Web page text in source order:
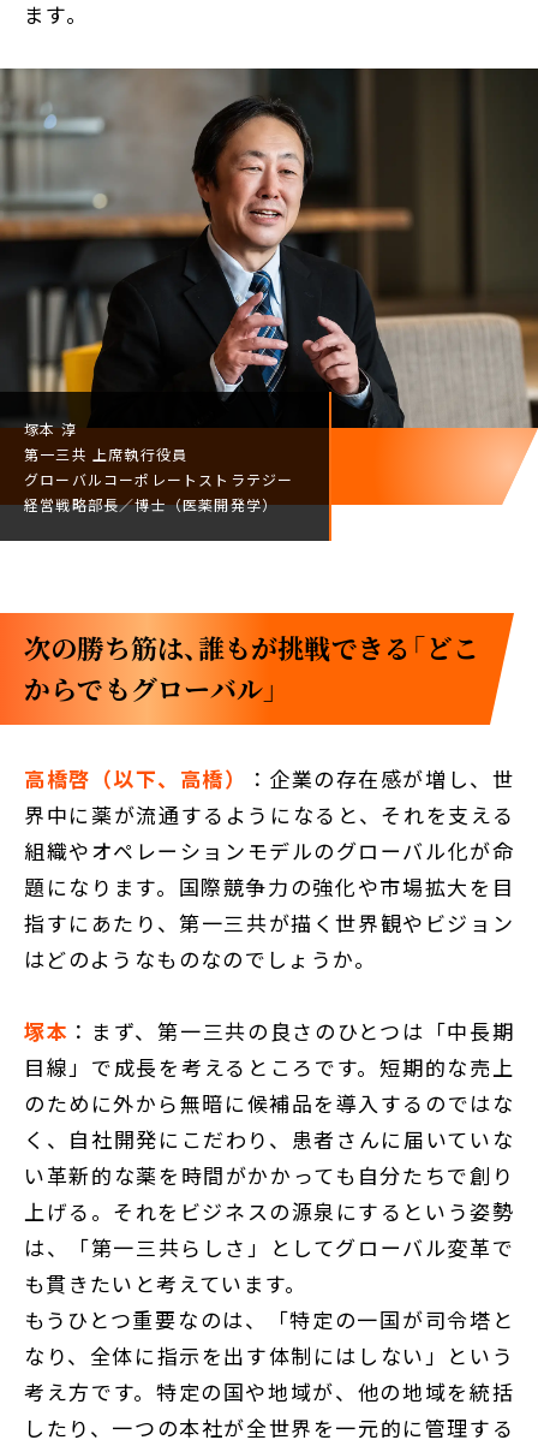
ます。
塚本 淳
第一三共 上席執行役員
グローバルコーポレート ストラテジー
経営戦略部長／博士（医薬開発学）
次の勝ち筋は、誰もが挑戦できる「どこ
からでもグローバル」
高橋啓（以下、高橋）
：企業の存在感が増し、世
界中に薬が流通するようになると、それを支える
組織やオペレーションモデルのグローバル化が命
題になります。国際競争力の強化や市場拡大を目
指すにあたり、第一三共が描く世界観やビジョン
はどのようなものなのでしょうか。
塚本 ：まず、第一三共の良さのひとつは「中長期
目線」で成長を考えるところです。短期的な売上
のために外から無暗に候補品を導入するのではな
く、自社開発にこだわり、患者さんに届いていな
い革新的な薬を時間がかかっても自分たちで創り
上げる。それをビジネスの源泉にするという姿勢
は、「第一三共らしさ」としてグローバル変革で
も貫きたいと考えています。
もうひとつ重要なのは、「特定の一国が司令塔と
なり、全体に指示を出す体制にはしない」という
考え方です。特定の国や地域が、他の地域を統括
したり、一つの本社が全世界を一元的に管理する